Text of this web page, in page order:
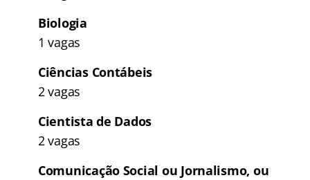
Biologia
1 vagas
Ciências Contábeis
2 vagas
Cientista de Dados
2 vagas
Comunicação Social ou Jornalismo, ou